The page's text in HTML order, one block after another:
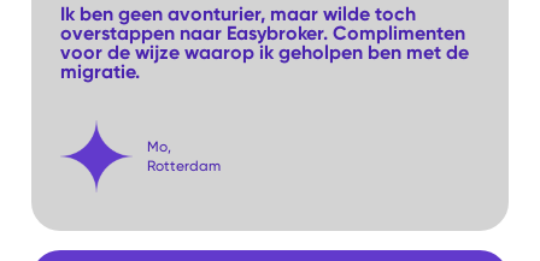
Ik ben geen avonturier, maar wilde toch
overstappen naar Easybroker. Complimenten
voor de wijze waarop ik geholpen ben met de
migratie.
Mo,
Rotterdam